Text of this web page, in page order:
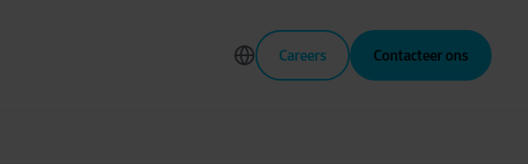
Careers Contacteer ons